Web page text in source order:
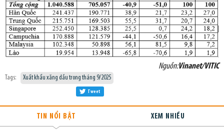
Nguồn:Vinanet/VITIC
Tags: Xuất khẩu xăng dầu trong tháng 9/2025
Tweet
TIN NỔI BẬT XEM NHIỀU